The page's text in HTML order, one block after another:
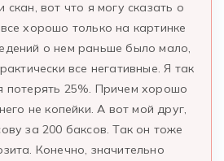
скан, вот что я могу сказать о
хорошо только на картинке
о нем раньше было мало,
все негативные. Я так
потерять 25%. Причем хорошо
не копейки. А вот мой друг,
за 200 баксов. Так он тоже
Конечно, значительно